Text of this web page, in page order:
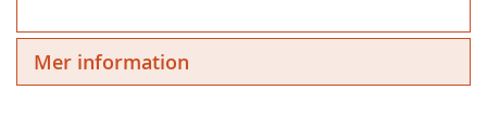
Mer information